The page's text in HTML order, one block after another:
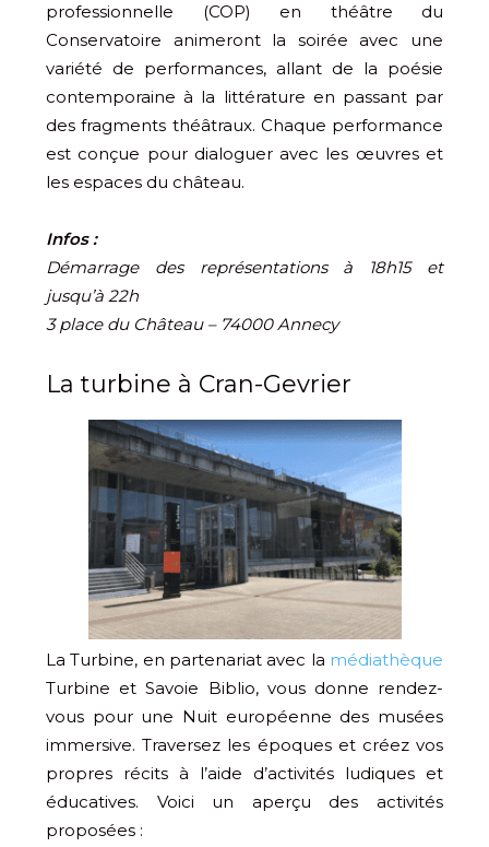
professionnelle (COP) en théâtre du
Conservatoire animeront la soirée avec une
variété de performances, allant de la poésie
contemporaine à la littérature en passant par
des fragments théâtraux. Chaque performance
est conçue pour dialoguer avec les œuvres et
les espaces du château.
Infos :
Démarrage des représentations à 18h15 et
jusqu’à 22h
3 place du Château – 74000 Annecy
La turbine à Cran-Gevrier
La Turbine, en partenariat avec la médiathèque
Turbine et Savoie Biblio, vous donne rendez-
vous pour une Nuit européenne des musées
immersive. Traversez les époques et créez vos
propres récits à l’aide d’activités ludiques et
éducatives. Voici un aperçu des activités
proposées :